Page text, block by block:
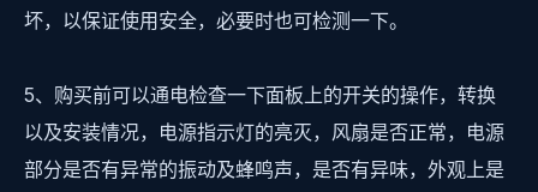
坏，以保证使用安全，必要时也可检测一下。
5、购买前可以通电检查一下面板上的开关的操作，转换
以及安装情况，电源指示灯的亮灭，风扇是否正常，电源
部分是否有异常的振动及蜂鸣声，是否有异味，外观上是